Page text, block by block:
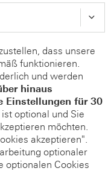
dass unsere
funktionieren.
und werden
hinaus
Einstellungen für 30
optional und Sie
möchten.
akzeptieren".
optionaler
optionalen Cookies